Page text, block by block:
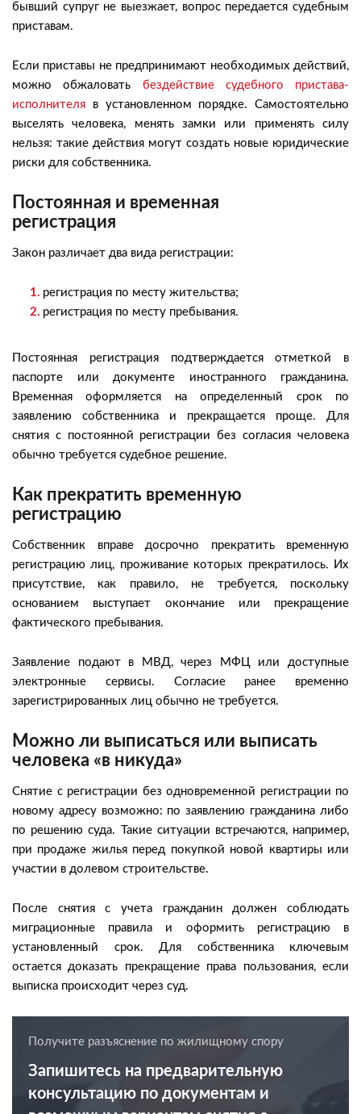
бывший супруг не выезжает, вопрос передается судебным
приставам.
Если приставы не предпринимают необходимых действий,
можно обжаловать бездействие судебного пристава-
исполнителя в установленном порядке. Самостоятельно
выселять человека, менять замки или применять силу
нельзя: такие действия могут создать новые юридические
риски для собственника.
Постоянная и временная
регистрация
Закон различает два вида регистрации:
регистрация по месту жительства;
регистрация по месту пребывания.
Постоянная регистрация подтверждается отметкой в
паспорте или документе иностранного гражданина.
Временная оформляется на определенный срок по
заявлению собственника и прекращается проще. Для
снятия с постоянной регистрации без согласия человека
обычно требуется судебное решение.
Как прекратить временную
регистрацию
Собственник вправе досрочно прекратить временную
регистрацию лиц, проживание которых прекратилось. Их
присутствие, как правило, не требуется, поскольку
основанием выступает окончание или прекращение
фактического пребывания.
Заявление подают в МВД, через МФЦ или доступные
электронные сервисы. Согласие ранее временно
зарегистрированных лиц обычно не требуется.
Можно ли выписаться или выписать
человека «в никуда»
Снятие с регистрации без одновременной регистрации по
новому адресу возможно: по заявлению гражданина либо
по решению суда. Такие ситуации встречаются, например,
при продаже жилья перед покупкой новой квартиры или
участии в долевом строительстве.
После снятия с учета гражданин должен соблюдать
миграционные правила и оформить регистрацию в
установленный срок. Для собственника ключевым
остается доказать прекращение права пользования, если
выписка происходит через суд.
Получите разъяснение по жилищному спору
Запишитесь на предварительную
консультацию по документам и